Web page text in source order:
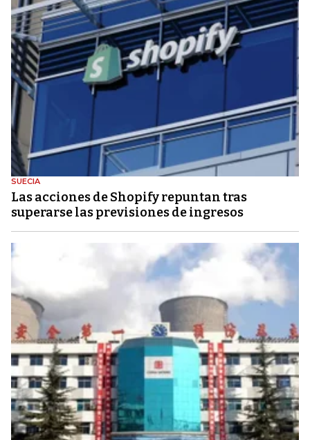
SUECIA
Las acciones de Shopify repuntan tras
superarse las previsiones de ingresos